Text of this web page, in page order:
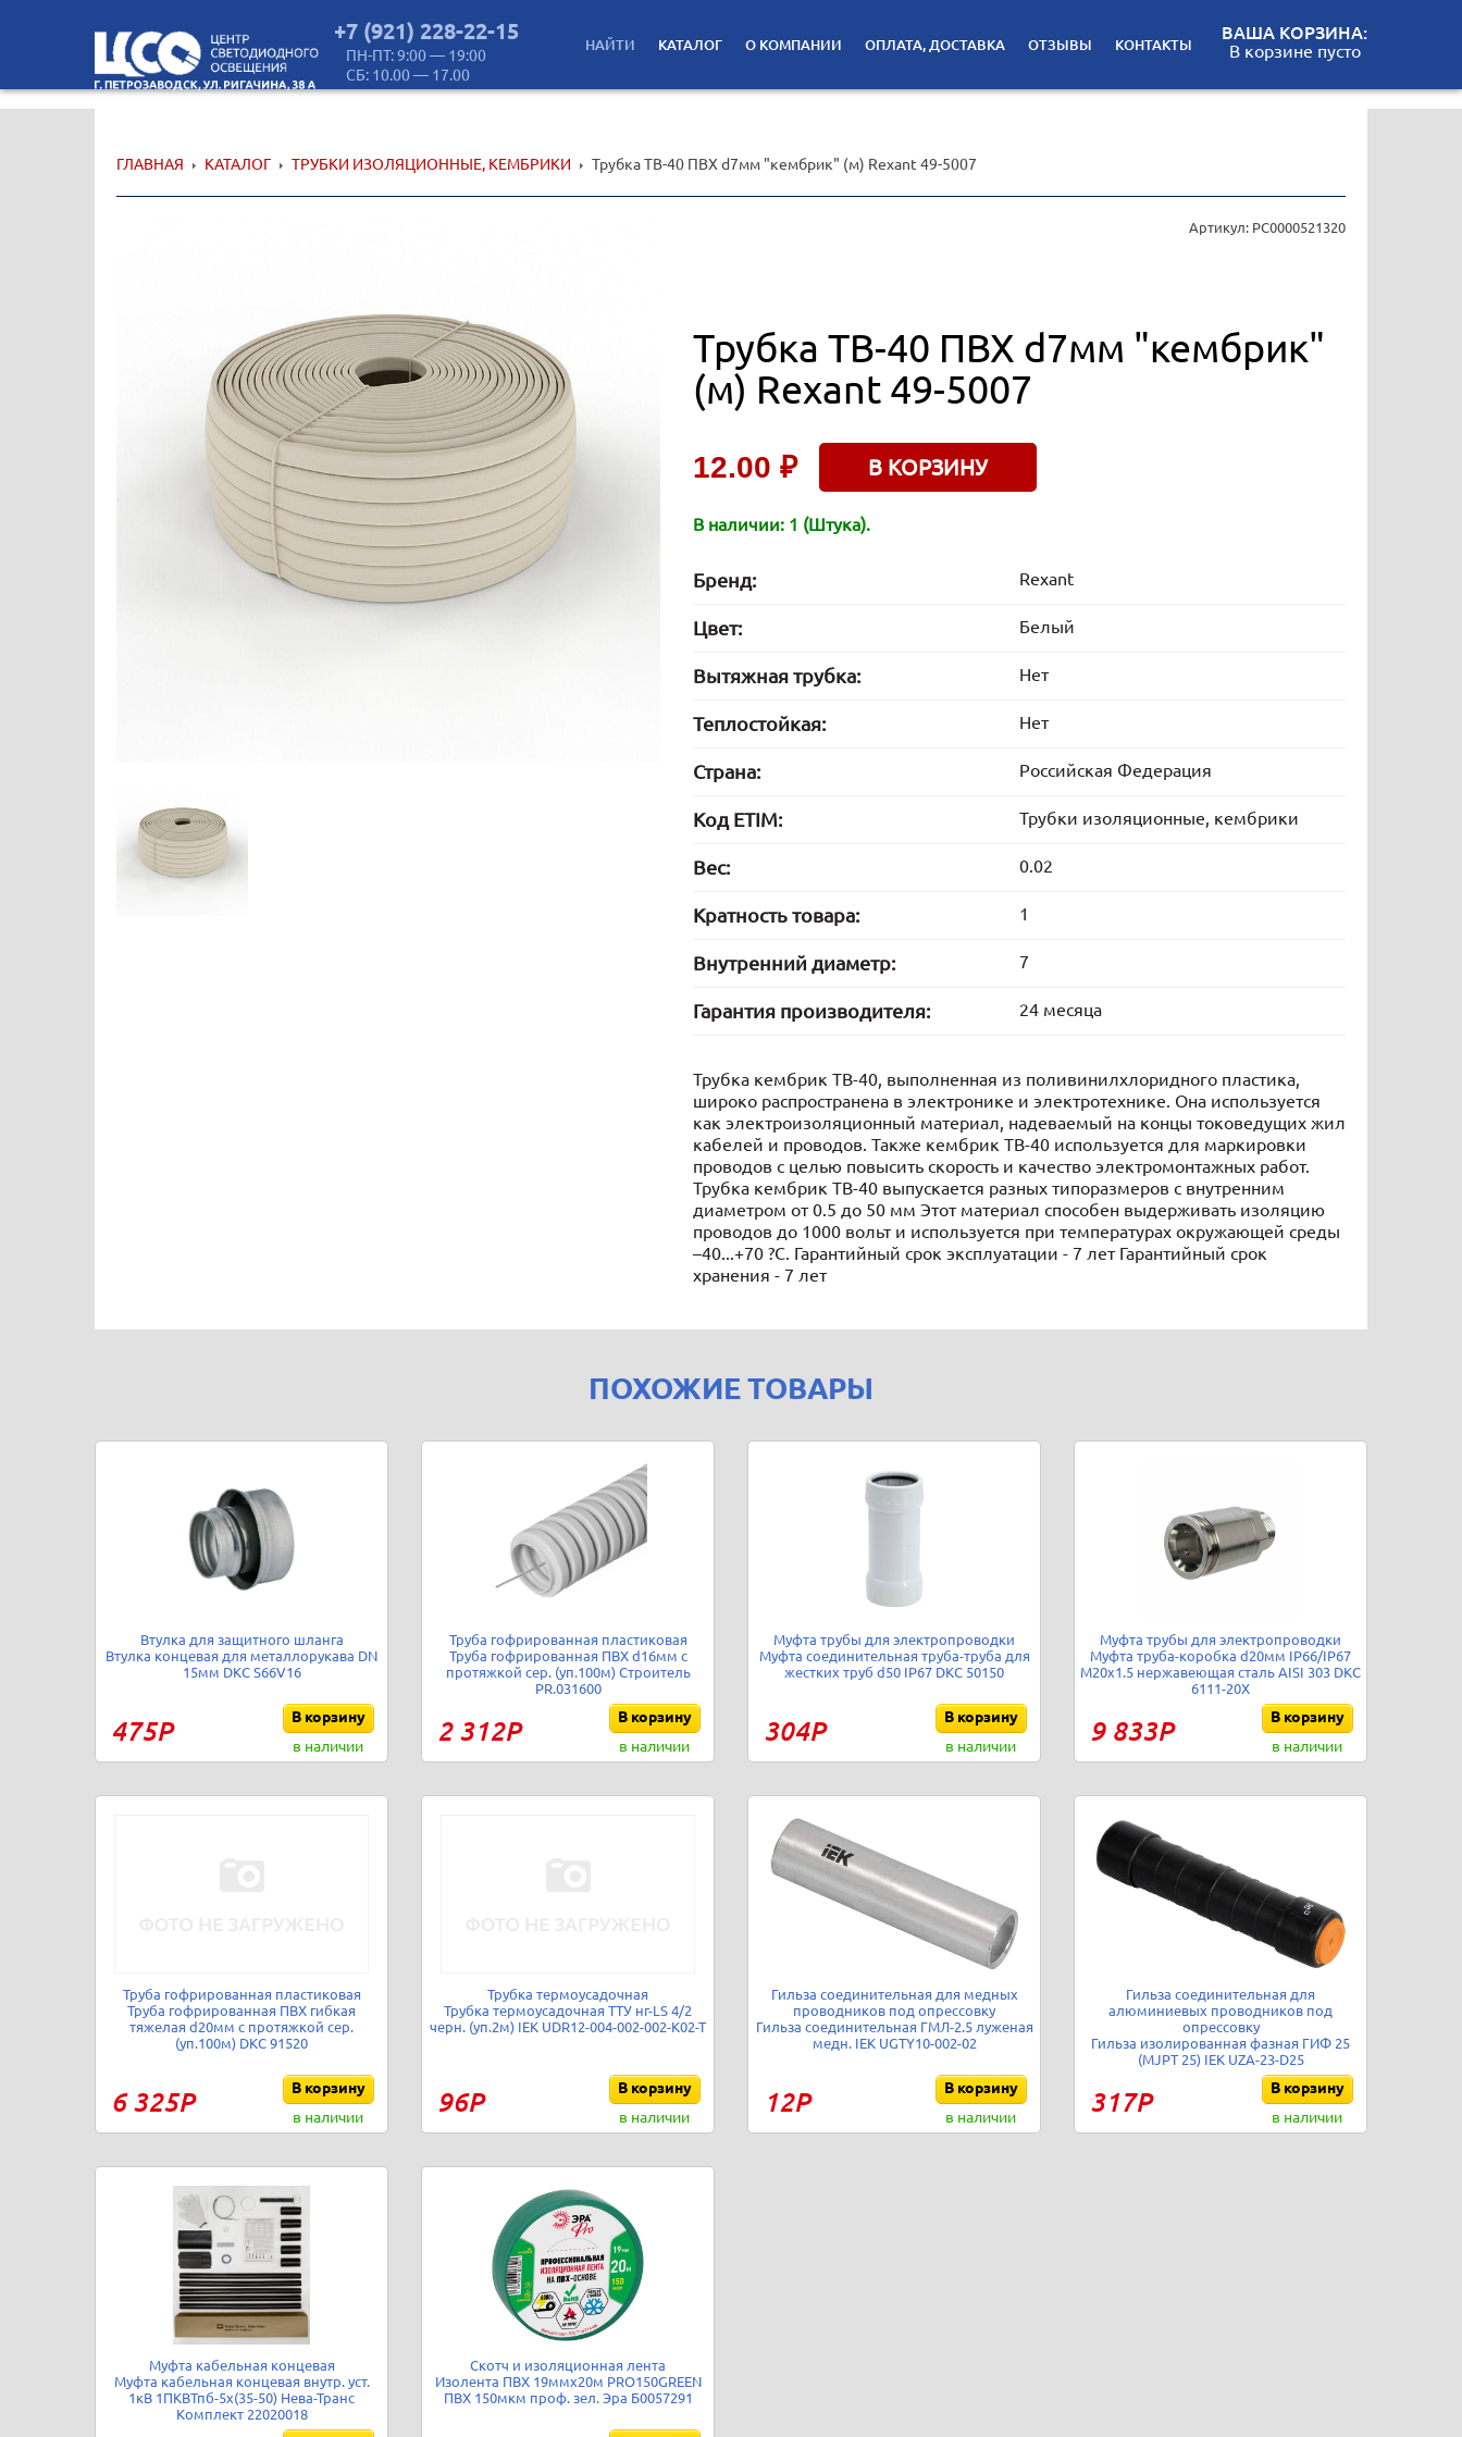
+7 (921) 228-22-15
ПН-ПТ: 9:00 — 19:00
СБ: 10.00 — 17.00
НАЙТИ КАТАЛОГ О КОМПАНИИ ОПЛАТА, ДОСТАВКА ОТЗЫВЫ КОНТАКТЫ
ВАША КОРЗИНА:
В корзине пусто
ГЛАВНАЯ КАТАЛОГ ТРУБКИ ИЗОЛЯЦИОННЫЕ, КЕМБРИКИ Трубка ТВ-40 ПВХ d7мм "кембрик" (м) Rexant 49-5007
Артикул: РС0000521320
Трубка ТВ-40 ПВХ d7мм "кембрик"
(м) Rexant 49-5007
12.00 ₽ В КОРЗИНУ
В наличии: 1 (Штука).
Бренд: Rexant
Цвет: Белый
Вытяжная трубка: Нет
Теплостойкая: Нет
Страна: Российская Федерация
Код ETIM: Трубки изоляционные, кембрики
Вес: 0.02
Кратность товара: 1
Внутренний диаметр: 7
Гарантия производителя: 24 месяца
Трубка кембрик ТВ-40, выполненная из поливинилхлоридного пластика,
широко распространена в электронике и электротехнике. Она используется
как электроизоляционный материал, надеваемый на концы токоведущих жил
кабелей и проводов. Также кембрик ТВ-40 используется для маркировки
проводов с целью повысить скорость и качество электромонтажных работ.
Трубка кембрик ТВ-40 выпускается разных типоразмеров с внутренним
диаметром от 0.5 до 50 мм Этот материал способен выдерживать изоляцию
проводов до 1000 вольт и используется при температурах окружающей среды
–40...+70 ?С. Гарантийный срок эксплуатации - 7 лет Гарантийный срок
хранения - 7 лет
ПОХОЖИЕ ТОВАРЫ
Втулка для защитного шланга
Втулка концевая для металлорукава DN
15мм DKC S66V16
475Р
В корзину
в наличии
Труба гофрированная пластиковая
Труба гофрированная ПВХ d16мм с
протяжкой сер. (уп.100м) Строитель
PR.031600
2 312Р
В корзину
в наличии
Муфта трубы для электропроводки
Муфта соединительная труба-труба для
жестких труб d50 IP67 DKC 50150
304Р
В корзину
в наличии
Муфта трубы для электропроводки
Муфта труба-коробка d20мм IP66/IP67
М20х1.5 нержавеющая сталь AISI 303 DKC
6111-20X
9 833Р
В корзину
в наличии
Труба гофрированная пластиковая
Труба гофрированная ПВХ гибкая
тяжелая d20мм с протяжкой сер.
(уп.100м) DKC 91520
6 325Р
В корзину
в наличии
Трубка термоусадочная
Трубка термоусадочная ТТУ нг-LS 4/2
черн. (уп.2м) IEK UDR12-004-002-002-K02-T
96Р
В корзину
в наличии
Гильза соединительная для медных
проводников под опрессовку
Гильза соединительная ГМЛ-2.5 луженая
медн. IEK UGTY10-002-02
12Р
В корзину
в наличии
Гильза соединительная для
алюминиевых проводников под
опрессовку
Гильза изолированная фазная ГИФ 25
(MJPT 25) IEK UZA-23-D25
317Р
В корзину
в наличии
Муфта кабельная концевая
Муфта кабельная концевая внутр. уст.
1кВ 1ПКВТпб-5х(35-50) Нева-Транс
Комплект 22020018
Скотч и изоляционная лента
Изолента ПВХ 19ммх20м PRO150GREEN
ПВХ 150мкм проф. зел. Эра Б0057291